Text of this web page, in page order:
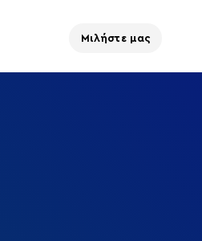
Μιλήστε μας